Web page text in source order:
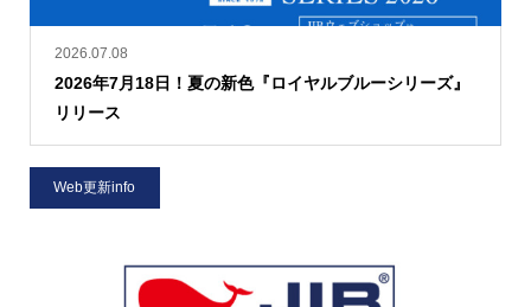
2026.07.08
2026年7月18日！夏の新色『ロイヤルブルーシリーズ』
リリース
Web更新info